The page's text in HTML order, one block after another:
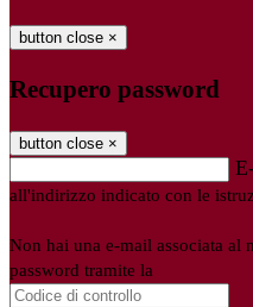
button close ×
Recupero password
button close ×
all'indirizzo indicato con le
Non hai una e-mail associata al
password tramite la